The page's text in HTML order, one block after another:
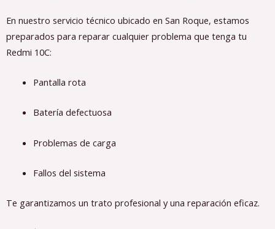
En nuestro servicio técnico ubicado en San Roque, estamos
preparados para reparar cualquier problema que tenga tu
Redmi 10C:
Pantalla rota
Batería defectuosa
Problemas de carga
Fallos del sistema
Te garantizamos un trato profesional y una reparación eficaz.